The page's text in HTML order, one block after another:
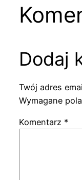
Dodaj
Twój adres
Wymagane
Komentarz *